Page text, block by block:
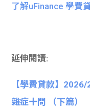
了解uFinance 學費
延伸閱讀:
【學費貸款】
雜症十問 （下篇）